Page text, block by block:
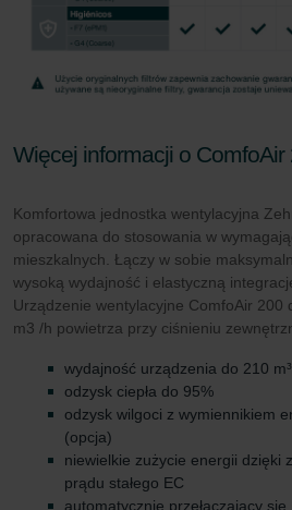
Więcej informacji o
Komfortowa jednostka wentylacyjna
opracowana do stosowania w
mieszkalnych. Łączy w sobie
wysoką wydajność i elastyczną
Urządzenie wentylacyjne ComfoAir 200
m3 /h powietrza przy ciśnieniu
wydajność urządzenia do 210
odzysk ciepła do 95%
odzysk wilgoci z wymiennikiem
(opcja)
niewielkie zużycie energii dzięki
prądu stałego EC
automatycznie przełączający